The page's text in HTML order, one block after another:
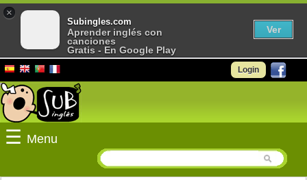
Login
☰ Menu
×
Subingles.com
Aprender inglés con
canciones
Gratis - En Google Play
Ver